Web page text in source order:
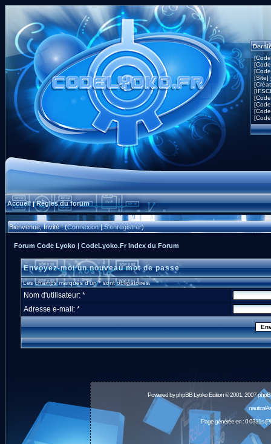
[Site]
Accueil|Règles du forum
Bienvenue, Invité ! (Connexion|S'enregistrer)
Forum Code Lyoko | CodeLyoko.Fr Index du Forum
Envoyez-moi un nouveau mot de passe
Les champs marqués d'un * sont obligatoires.
Nom d'utilisateur: *
Adresse e-mail: *
Powered byphpBBLyoko Edition © 2001, 2007
Page générée en : 0.0331s